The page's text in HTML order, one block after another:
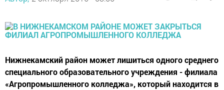
Нижнекамский район может лишиться одного среднего
специального образовательного учреждения - филиала
«Агропромышленного колледжа», который находится в